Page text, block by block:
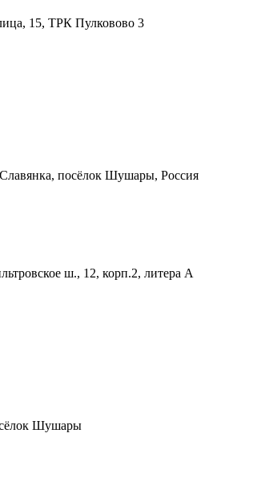
15, ТРК Пулковово 3
посёлок Шушары, Россия
ш., 12, корп.2, литера А
Шушары